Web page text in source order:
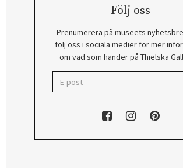
Följ oss
Prenumerera på museets
följ oss i sociala medier för mer
om vad som händer på Thielska